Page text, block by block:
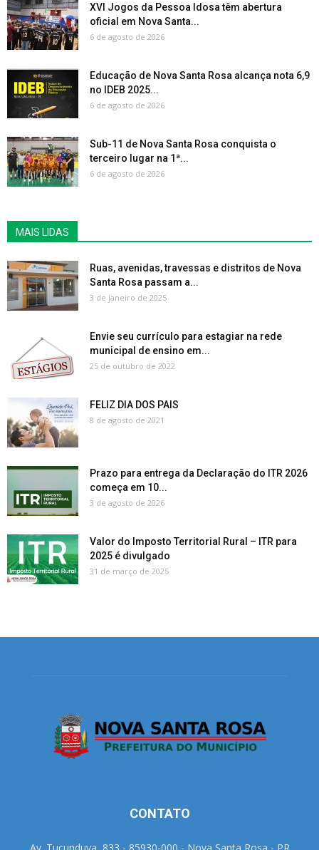
XVI Jogos da Pessoa Idosa têm abertura
oficial em Nova Santa...
6 de agosto de 2026
Educação de Nova Santa Rosa alcança nota 6,9
no IDEB 2025...
6 de agosto de 2026
Sub-11 de Nova Santa Rosa conquista o
terceiro lugar na 1ª...
6 de agosto de 2026
MAIS LIDAS
Ruas, avenidas, travessas e distritos de Nova
Santa Rosa passam a...
3 de janeiro de 2025
Envie seu currículo para estagiar na rede
municipal de ensino em...
25 de outubro de 2022
FELIZ DIA DOS PAIS
8 de agosto de 2021
Prazo para entrega da Declaração do ITR 2026
começa em 10...
3 de agosto de 2026
Valor do Imposto Territorial Rural – ITR para
2025 é divulgado
31 de março de 2025
CONTATO